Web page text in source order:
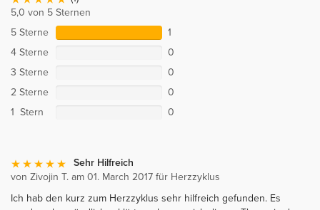
5,0 von 5 Sternen
5 Sterne
1
4 Sterne
0
3 Sterne
0
2 Sterne
0
1 Stern
0
Sehr Hilfreich
von Zivojin T. am 01. March 2017 für Herzzyklus
Ich hab den kurz zum Herzzyklus sehr hilfreich gefunden. Es